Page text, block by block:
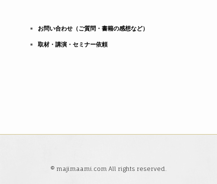
お問い合わせ（ご質問・書籍の感想など）
取材・講演・セミナー依頼
© majimaami.com All rights reserved.